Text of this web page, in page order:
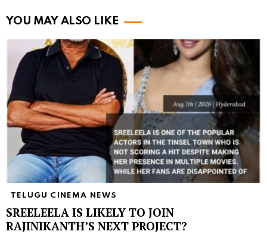
YOU MAY ALSO LIKE
TELUGU CINEMA NEWS
SREELEELA IS LIKELY TO JOIN
RAJINIKANTH’S NEXT PROJECT?